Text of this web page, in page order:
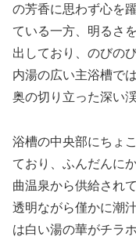
の芳香に思わず心を
ている一方、明るさ
出しており、のびの
内湯の広い主浴槽で
奥の切り立った深い
浴槽の中央部にちょ
ており、ふんだんに
曲温泉から供給され
透明ながら僅かに潮
は白い湯の華がチラ